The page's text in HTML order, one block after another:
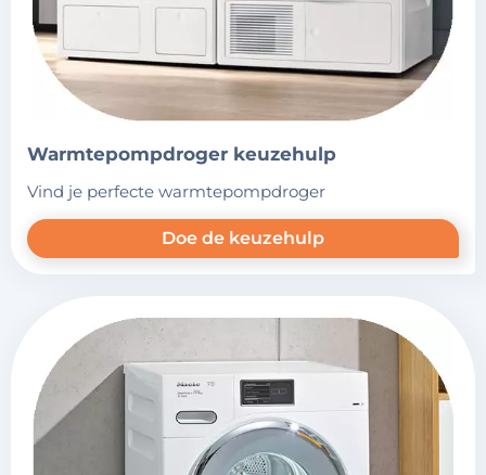
warmtepompdroger keuzehulp
vind je perfecte warmtepompdroger
Doe de keuzehulp